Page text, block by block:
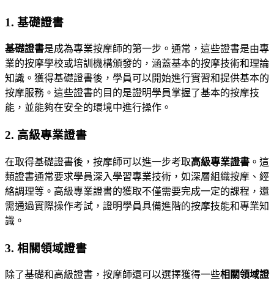
1. 基礎證書
基礎證書是成為專業按摩師的第一步。通常，這些證書是由專
業的按摩學校或培訓機構頒發的，涵蓋基本的按摩技術和理論
知識。獲得基礎證書後，學員可以開始進行實習和提供基本的
按摩服務。這些證書的目的是證明學員掌握了基本的按摩技
能，並能夠在安全的環境中進行操作。
2. 高級專業證書
在取得基礎證書後，按摩師可以進一步考取高級專業證書 。這
類證書通常要求學員深入學習專業技術，如深層組織按摩、經
絡調理等。高級專業證書的獲取不僅需要完成一定的課程，還
需通過實際操作考試，證明學員具備進階的按摩技能和專業知
識。
3. 相關領域證書
除了基礎和高級證書，按摩師還可以選擇獲得一些相關領域證